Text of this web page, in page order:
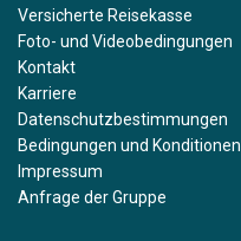
Versicherte Reisekasse
Foto- und Videobedingungen
Kontakt
Karriere
Datenschutzbestimmungen
Bedingungen und Konditionen
Impressum
Anfrage der Gruppe